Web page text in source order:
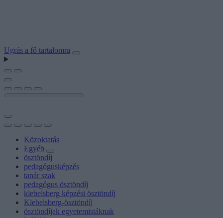
Ugrás a fő tartalomra
Közoktatás
Egyéb
ösztöndíj
pedagógusképzés
tanár szak
pedagógus ösztöndíj
klebelsberg képzési ösztöndíj
Klebelsberg-ösztöndíj
ösztöndíjak egyetemistáknak